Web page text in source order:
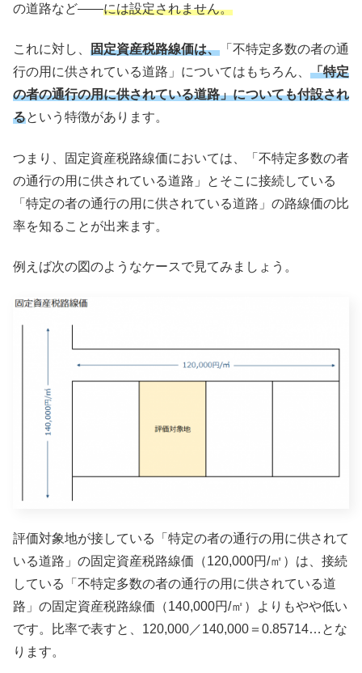
の道路など——には設定されません。
これに対し、 固定資産税路線価は、 「不特定多数の者の通
行の用に供されている道路」についてはもちろん、 「特定
の者の通行の用に供されている道路」についても付設され
るという特徴があります。
つまり、固定資産税路線価においては、「不特定多数の者
の通行の用に供されている道路」とそこに接続している
「特定の者の通行の用に供されている道路」の路線価の比
率を知ることが出来ます。
例えば次の図のようなケースで見てみましょう。
評価対象地が接している「特定の者の通行の用に供されて
いる道路」の固定資産税路線価（120,000円/㎡）は、接続
している「不特定多数の者の通行の用に供されている道
路」の固定資産税路線価（140,000円/㎡）よりもやや低い
です。比率で表すと、120,000／140,000＝0.85714…とな
ります。